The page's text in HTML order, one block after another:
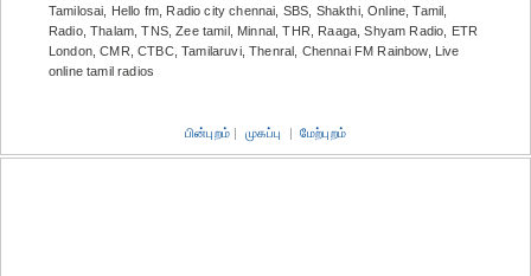
Tamilosai, Hello fm, Radio city chennai, SBS, Shakthi, Online, Tamil,
Radio, Thalam, TNS, Zee tamil, Minnal, THR, Raaga, Shyam Radio, ETR
London, CMR, CTBC, Tamilaruvi, Thenral, Chennai FM Rainbow, Live
online tamil radios
பின்புறம் | முகப்பு | மேற்புறம்